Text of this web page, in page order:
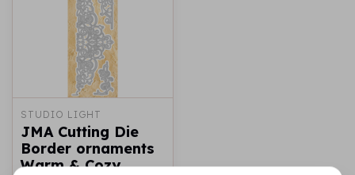
STUDIO LIGHT
JMA Cutting Die
Border ornaments
Warm & Cozy